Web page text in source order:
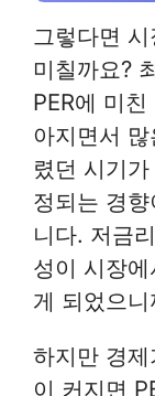
그렇다면
미칠까요?
PER에 미
아지면서
렸던 시기
정되는 경
니다. 저금
성이 시장
게 되었으니
하지만 경
이 커지면